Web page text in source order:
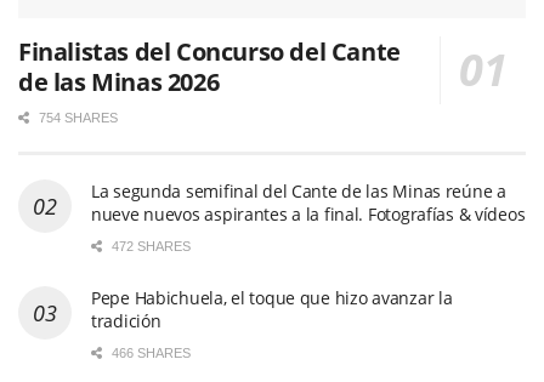
Finalistas del Concurso del Cante
de las Minas 2026
754 SHARES
La segunda semifinal del Cante de las Minas reúne a
nueve nuevos aspirantes a la final. Fotografías & vídeos
472 SHARES
Pepe Habichuela, el toque que hizo avanzar la
tradición
466 SHARES